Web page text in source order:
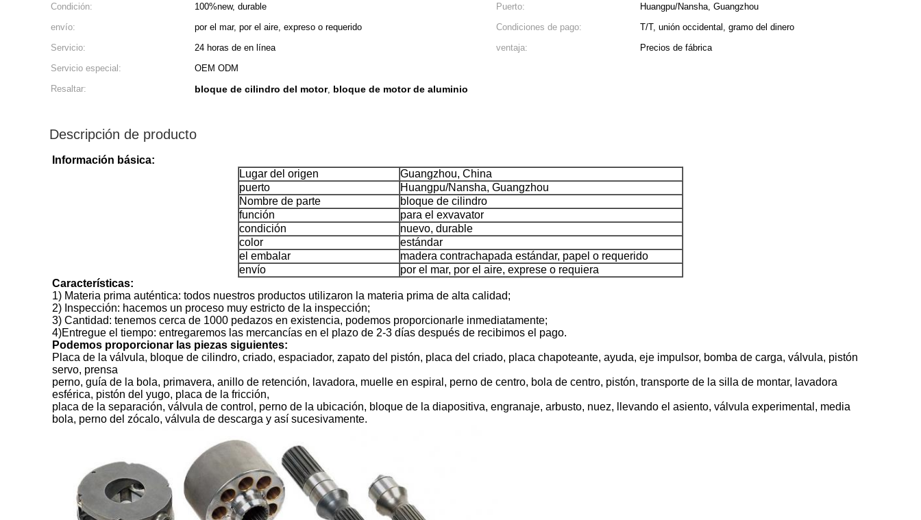
Condición:
100%new, durable Puerto:
Huangpu/Nansha, Guangzhou
envío:
por el mar, por el aire, expreso o requerido Condiciones de pago:
T/T, unión occidental, gramo del dinero
Servicio:
24 horas de en línea ventaja:
Precios de fábrica
Servicio especial:
OEM ODM
Resaltar:
bloque de cilindro del motor, bloque de motor de aluminio
Descripción de producto
Información básica:
Lugar del origen
Guangzhou, China
puerto
Huangpu/Nansha, Guangzhou
Nombre de parte
bloque de cilindro
función
para el exvavator
condición
nuevo, durable
color
estándar
el embalar
madera contrachapada estándar, papel o requerido
envío
por el mar, por el aire, exprese o requiera
Características:
1) Materia prima auténtica: todos nuestros productos utilizaron la materia prima de alta calidad;
2) Inspección: hacemos un proceso muy estricto de la inspección;
3) Cantidad: tenemos cerca de 1000 pedazos en existencia, podemos proporcionarle inmediatamente;
4)Entregue el tiempo: entregaremos las mercancías en el plazo de 2-3 días después de recibimos el pago.
Podemos proporcionar las piezas siguientes:
Placa de la válvula, bloque de cilindro, criado, espaciador, zapato del pistón, placa del criado, placa chapoteante, ayuda, eje impulsor, bomba de carga, válvula, pistón
servo, prensa
perno, guía de la bola, primavera, anillo de retención, lavadora, muelle en espiral, perno de centro, bola de centro, pistón, transporte de la silla de montar, lavadora
esférica, pistón del yugo, placa de la fricción,
placa de la separación, válvula de control, perno de la ubicación, bloque de la diapositiva, engranaje, arbusto, nuez, llevando el asiento, válvula experimental, media
bola, perno del zócalo, válvula de descarga y así sucesivamente.